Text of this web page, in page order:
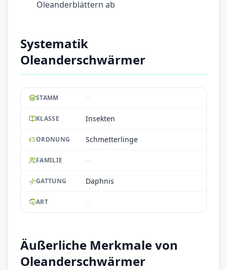
Oleanderblättern ab
Systematik
Oleanderschwärmer
STAMM --
KLASSE Insekten
ORDNUNG Schmetterlinge
FAMILIE --
GATTUNG Daphnis
ART --
Äußerliche Merkmale von
Oleanderschwärmer